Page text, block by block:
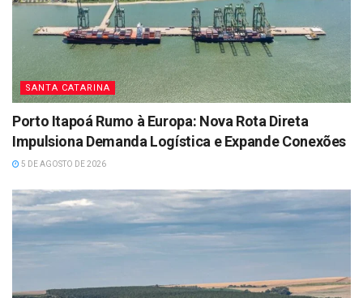
SANTA CATARINA
Porto Itapoá Rumo à Europa: Nova Rota Direta
Impulsiona Demanda Logística e Expande Conexões
5 DE AGOSTO DE 2026